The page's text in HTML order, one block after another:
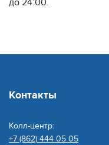
до 24:00.
Контакты
Колл-центр:
+7 (862) 444 05 05